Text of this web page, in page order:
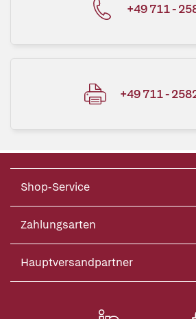
+49 711 -
+49 711 -
Shop-Service
Zahlungsarten
Hauptversandpartner